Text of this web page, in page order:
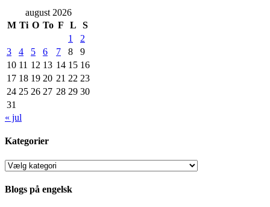
august 2026
M Ti O To F L
S
1
2
3
4 5 6 7 8
9
10 11 12 13 14 15 16
17 18 19 20 21 22 23
24 25 26 27 28 29 30
31
« jul
Kategorier
Kategorier
Blogs på engelsk